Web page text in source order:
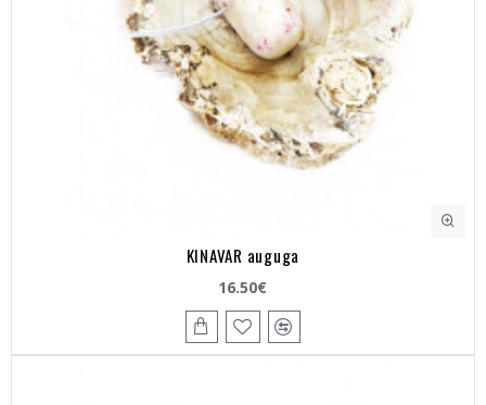
KINAVAR auguga
16.50€